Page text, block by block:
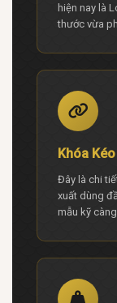
hiện nay là
thước vừa
Khóa
Đây là chi
xuất dùng
mẫu kỹ